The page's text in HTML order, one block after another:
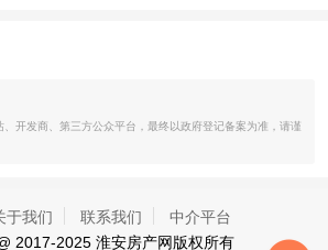
开发商、第三方公众平台，最终以政府登记备案为准，请谨
于我们 联系我们 中介平台
2017-2025 淮安房产网版权所有